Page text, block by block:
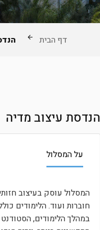
דף הבית
הנדסת עיצוב מדיה
על המסלול
המסלול עוסק בעיצוב
חוברות ועוד. הלימודים
במהלך הלימודים,